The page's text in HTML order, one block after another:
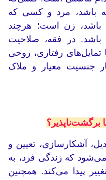
باشد، مرد و کسی که
باشد، زن است؛ هرچند
در فقه، صلاحیت
رفتاری، روحی
جنسیت معیار و ملاک
برگشت‌ناپذیر؟
آشکارسازی، تعیین و
که زندگی فرد، به
پیدا می‌کند. همچنین